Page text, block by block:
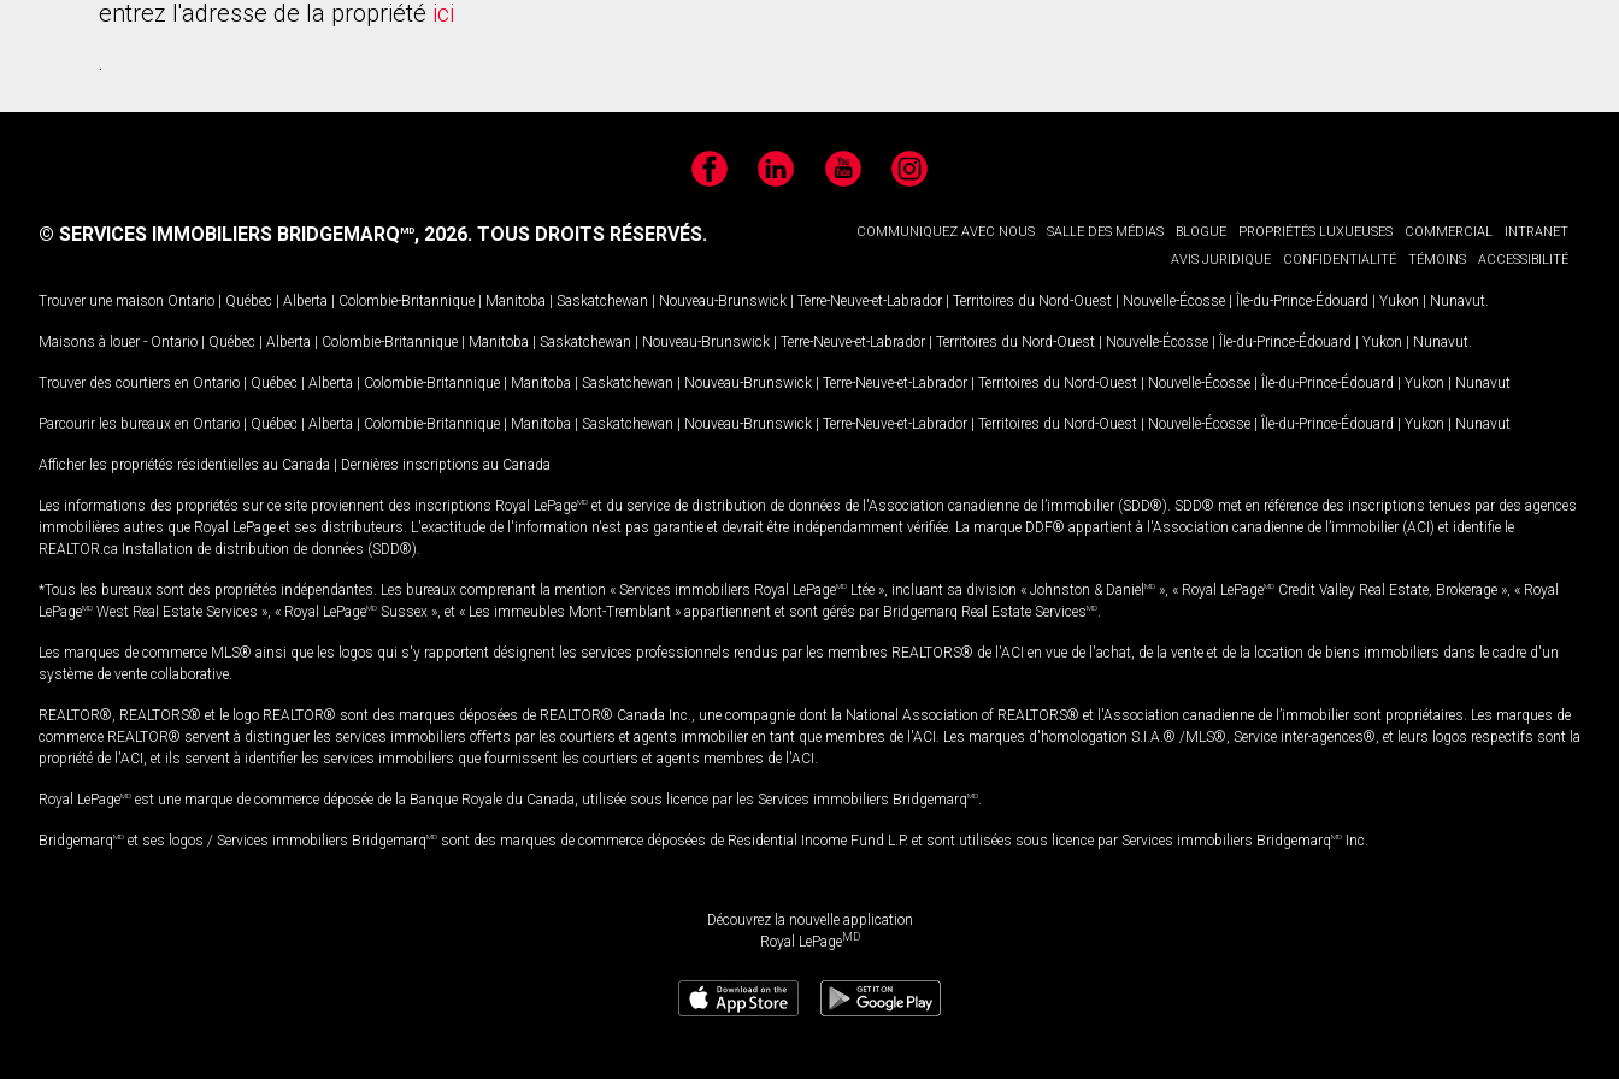
entrez l'adresse de la propriété ici
.
FacebookLinkedIn YouTubeInstagram
COMMUNIQUEZ AVEC NOUS SALLE DES MÉDIAS BLOGUE PROPRIÉTÉS LUXUEUSES COMMERCIAL
INTRANET
AVIS JURIDIQUE
CONFIDENTIALITÉ TÉMOINS ACCESSIBILITÉ
© SERVICES IMMOBILIERS BRIDGEMARQMD, 2026. TOUS DROITS RÉSERVÉS.
Trouver une maison Ontario | Québec | Alberta | Colombie-Britannique | Manitoba | Saskatchewan | Nouveau-Brunswick | Terre-Neuve-et-Labrador | Territoires du Nord-Ouest | Nouvelle-Écosse | Île-du-Prince-Édouard | Yukon | Nunavut
Maisons à louer - Ontario | Québec | Alberta | Colombie-Britannique | Manitoba | Saskatchewan | Nouveau-Brunswick | Terre-Neuve-et-Labrador | Territoires du Nord-Ouest | Nouvelle-Écosse | Île-du-Prince-Édouard | Yukon | Nunavut
Trouver des courtiers en Ontario | Québec | Alberta | Colombie-Britannique | Manitoba | Saskatchewan | Nouveau-Brunswick | Terre-Neuve-et-Labrador | Territoires du Nord-Ouest | Nouvelle-Écosse | Île-du-Prince-Édouard | Yukon | Nunavut
Parcourir les bureaux en Ontario | Québec | Alberta | Colombie-Britannique | Manitoba | Saskatchewan | Nouveau-Brunswick | Terre-Neuve-et-Labrador | Territoires du Nord-Ouest | Nouvelle-Écosse | Île-du-Prince-Édouard | Yukon | Nunavut
Afficher les propriétés résidentielles au Canada | Dernières inscriptions au Canada
Les informations des propriétés sur ce site proviennent des inscriptions Royal LePageMD et du service de distribution de données de l'Association canadienne de l’immobilier (SDD®). SDD® met en référence des inscriptions tenues par des agences
immobilières autres que Royal LePage et ses distributeurs. L'exactitude de l'information n'est pas garantie et devrait être indépendamment vérifiée. La marque DDF® appartient à l'Association canadienne de l’immobilier (ACI) et identifie le
REALTOR.ca Installation de distribution de données (SDD®).
*Tous les bureaux sont des propriétés indépendantes. Les bureaux comprenant la mention « Services immobiliers Royal LePageMD Ltée », incluant sa division « Johnston & Daniel MD », « Royal LePageMD Credit Valley Real Estate, Brokerage », « Royal
LePageMD West Real Estate Services », « Royal LePageMD Sussex », et « Les immeubles Mont-Tremblant » appartiennent et sont gérés par Bridgemarq Real Estate ServicesMD
Les marques de commerce MLS® ainsi que les logos qui s'y rapportent désignent les services professionnels rendus par les membres REALTORS® de l'ACI en vue de l'achat, de la vente et de la location de biens immobiliers dans le cadre d'un
système de vente collaborative.
REALTOR®, REALTORS® et le logo REALTOR® sont des marques déposées de REALTOR® Canada Inc., une compagnie dont la National Association of REALTORS® et l'Association canadienne de l’immobilier sont propriétaires. Les marques de
commerce REALTOR® servent à distinguer les services immobiliers offerts par les courtiers et agents immobilier en tant que membres de l'ACI. Les marques d'homologation S.I.A.® /MLS®, Service inter-agences®, et leurs logos respectifs sont la
propriété de l'ACI, et ils servent à identifier les services immobiliers que fournissent les courtiers et agents membres de l'ACI.
Royal LePageMD est une marque de commerce déposée de la Banque Royale du Canada, utilisée sous licence par les Services immobiliers BridgemarqMD
BridgemarqMD et ses logos / Services immobiliers BridgemarqMD sont des marques de commerce déposées de Residential Income Fund L.P. et sont utilisées sous licence par Services immobiliers BridgemarqMD Inc.
Découvrez la nouvelle application
Royal LePageMD